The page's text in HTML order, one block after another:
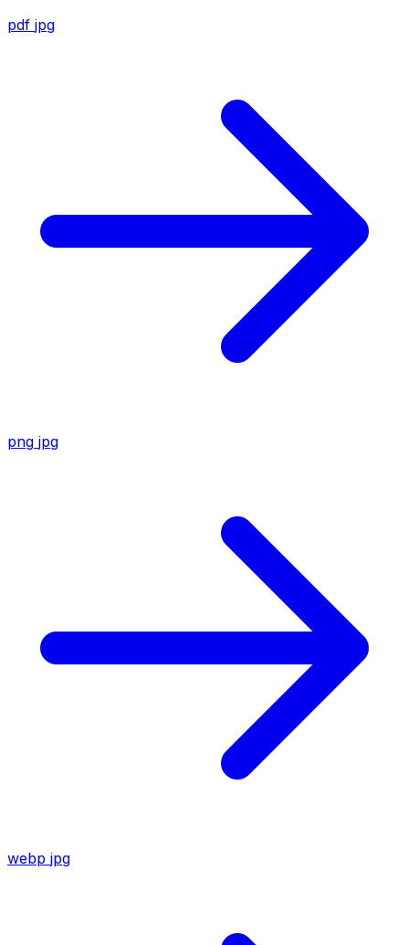
pdf jpg
png jpg
webp jpg